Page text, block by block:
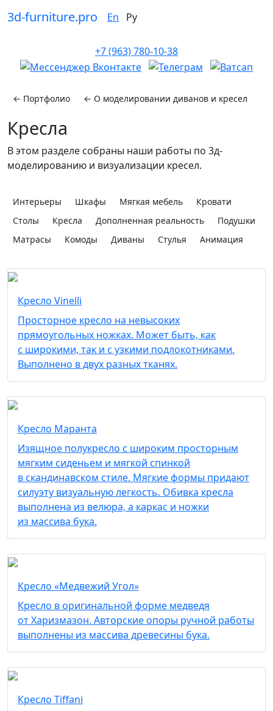
3d-furniture.pro En Ру
+7 (963) 780-10-38
← Портфолио ← О моделировании диванов и кресел
Кресла
В этом разделе собраны наши работы по 3д-
моделированию и визуализации кресел.
Интерьеры Шкафы Мягкая мебель
Кровати
Столы
Кресла Дополненная реальность
Подушки
Матрасы
Комоды Диваны Стулья Анимация
Кресло Vinelli
Просторное кресло на невысоких
прямоугольных ножках. Может быть, как
с широкими, так и с узкими подлокотниками.
Выполнено в двух разных тканях.
Кресло Маранта
Изящное полукресло с широким просторным
мягким сиденьем и мягкой спинкой
в скандинавском стиле. Мягкие формы придают
силуэту визуальную легкость. Обивка кресла
выполнена из велюра, а каркас и ножки
из массива бука.
Кресло «Медвежий Угол»
Кресло в оригинальной форме медведя
от Харизмазон. Авторские опоры ручной работы
выполнены из массива древесины бука.
Кресло Tiffani